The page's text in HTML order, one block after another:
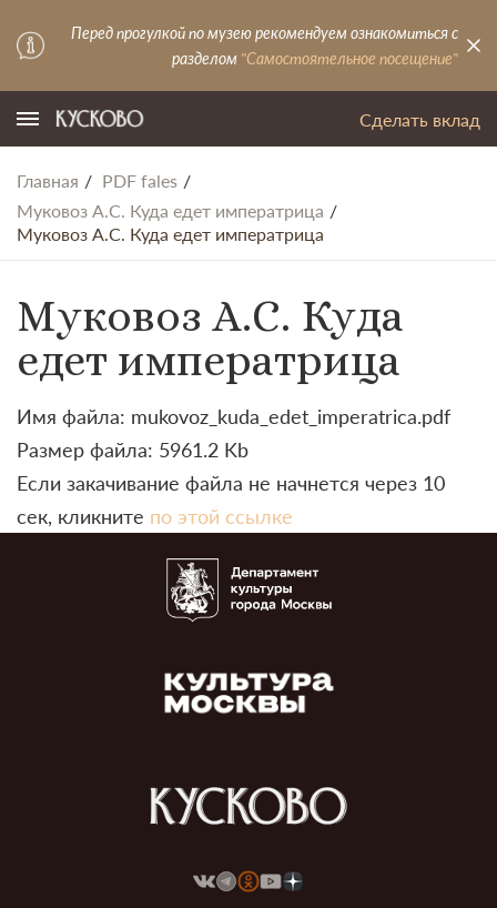
Перед прогулкой по музею рекомендуем ознакомиться с
разделом "Самостоятельное посещение"
Сделать вклад
Главная
PDF fales
Муковоз А.С. Куда едет императрица
Муковоз А.С. Куда едет императрица
Муковоз А.С. Куда
едет императрица
Имя файла: mukovoz_kuda_edet_imperatrica.pdf
Размер файла: 5961.2 Kb
Если закачивание файла не начнется через 10
сек, кликните по этой ссылке